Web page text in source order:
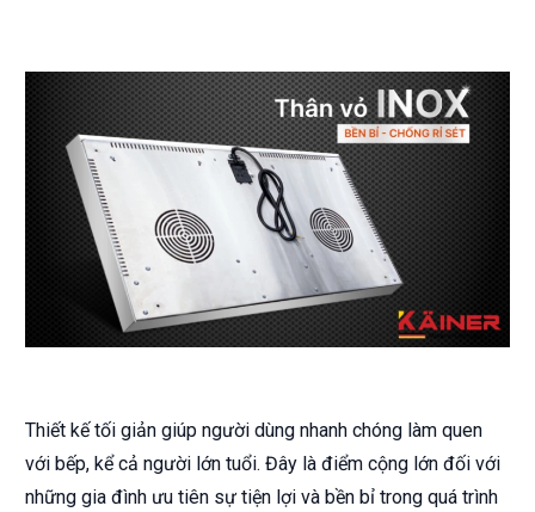
Thiết kế tối giản giúp người dùng nhanh chóng làm quen
với bếp, kể cả người lớn tuổi. Đây là điểm cộng lớn đối với
những gia đình ưu tiên sự tiện lợi và bền bỉ trong quá trình